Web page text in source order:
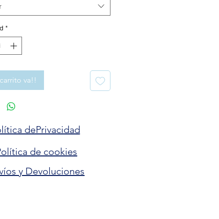
*
carrito va!!
dePrivacidad
de cookies
y Devoluciones